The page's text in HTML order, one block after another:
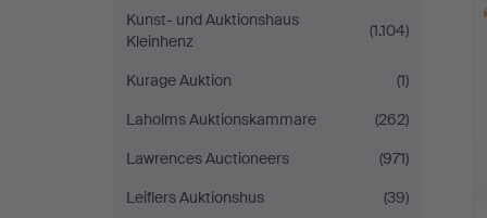
Kunst- und Auktionshaus
Kleinhenz
(1.104)
Kurage Auktion
(1)
Laholms Auktionskammare
(262)
Lawrences Auctioneers
(971)
Leiflers Auktionshus
(39)